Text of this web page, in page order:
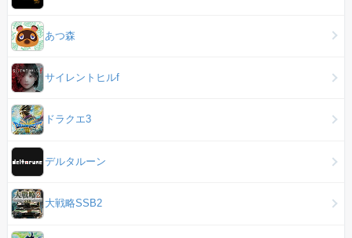
あつ森
サイレントヒルf
ドラクエ3
デルタルーン
大戦略SSB2